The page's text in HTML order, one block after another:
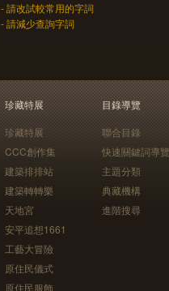
- 請改試較常用的字詞
- 請減少查詢字詞
珍藏特展
珍藏特展
CCC創作集
建築排排站
建築轉轉樂
天地宮
安平追想1661
工藝大冒險
原住民儀式
原住民服飾
目錄導覽
聯合目錄
快速關鍵詞導覽
主題分類
典藏機構
進階搜尋